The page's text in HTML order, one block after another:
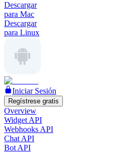
Descargar
para Mac
Descargar
para Linux
Iniciar Sesión
Regístrese gratis
Overview
Widget API
Webhooks API
Chat API
Bot API